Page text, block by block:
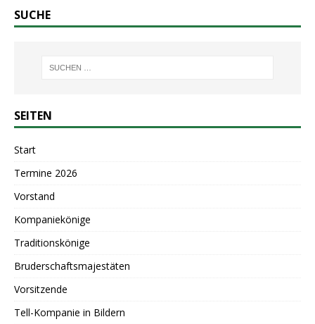
SUCHE
SEITEN
Start
Termine 2026
Vorstand
Kompaniekönige
Traditionskönige
Bruderschaftsmajestäten
Vorsitzende
Tell-Kompanie in Bildern